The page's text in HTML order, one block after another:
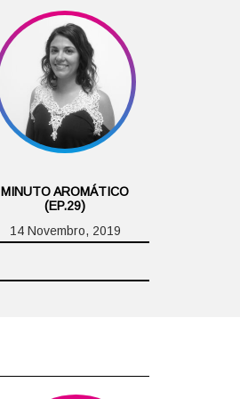
MINUTO AROMÁTICO
(EP.29)
14 Novembro, 2019